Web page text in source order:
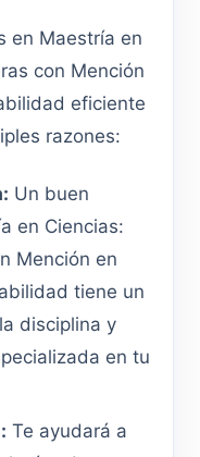
en Maestría en
con Mención
eficiente
razones:
Un buen
en Ciencias:
Mención en
tiene un
disciplina y
en tu
Te ayudará a